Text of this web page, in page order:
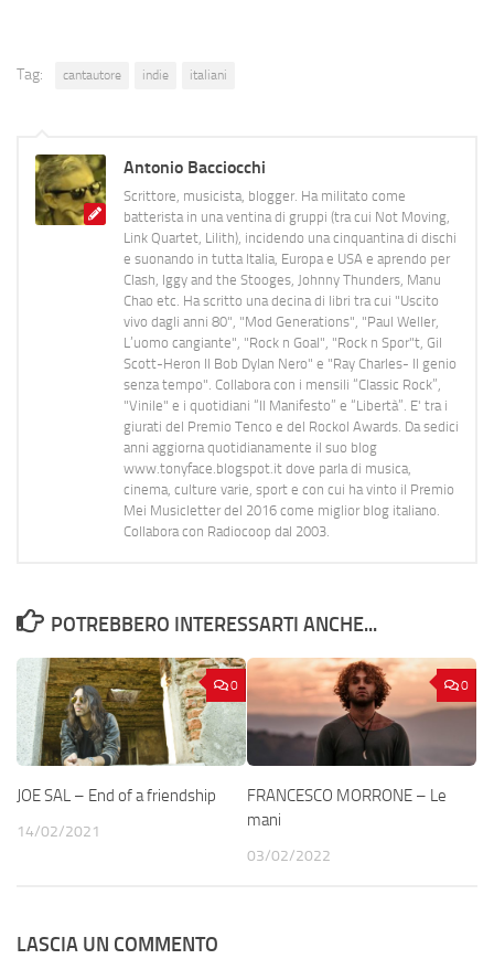
Tag: cantautore indie italiani
Antonio Bacciocchi
Scrittore, musicista, blogger. Ha militato come
batterista in una ventina di gruppi (tra cui Not Moving,
Link Quartet, Lilith), incidendo una cinquantina di dischi
e suonando in tutta Italia, Europa e USA e aprendo per
Clash, Iggy and the Stooges, Johnny Thunders, Manu
Chao etc. Ha scritto una decina di libri tra cui "Uscito
vivo dagli anni 80", "Mod Generations", "Paul Weller,
L’uomo cangiante", "Rock n Goal", "Rock n Spor"t, Gil
Scott-Heron Il Bob Dylan Nero" e "Ray Charles- Il genio
senza tempo". Collabora con i mensili “Classic Rock”,
"Vinile" e i quotidiani “Il Manifesto” e “Libertà”. E' tra i
giurati del Premio Tenco e del Rockol Awards. Da sedici
anni aggiorna quotidianamente il suo blog
www.tonyface.blogspot.it dove parla di musica,
cinema, culture varie, sport e con cui ha vinto il Premio
Mei Musicletter del 2016 come miglior blog italiano.
Collabora con Radiocoop dal 2003.
POTREBBERO INTERESSARTI ANCHE...
0
JOE SAL – End of a friendship
14/02/2021
0
FRANCESCO MORRONE – Le
mani
03/02/2022
LASCIA UN COMMENTO